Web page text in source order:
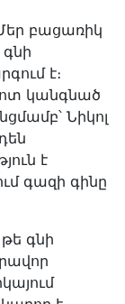
բացառիկ
է։
կանգնած
Նիկոլ
է
գազի գինը
թե գնի